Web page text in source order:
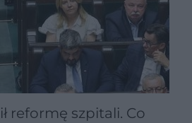
reformę szpitali. Co